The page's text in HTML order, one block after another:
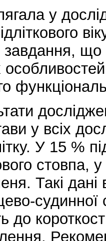
у
завдання,
у всіх
У 15 %
стовпа,
Такі
до